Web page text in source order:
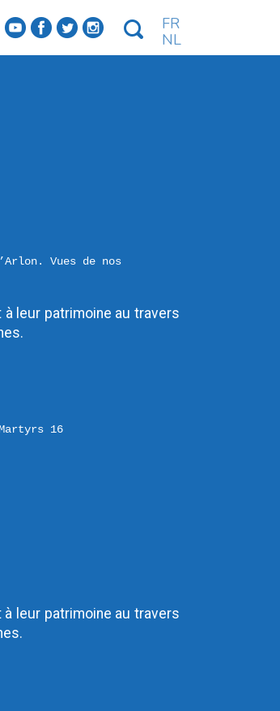
f a b e
FR
NL
Vues de nos
leur patrimoine au travers
16
à leur patrimoine au travers